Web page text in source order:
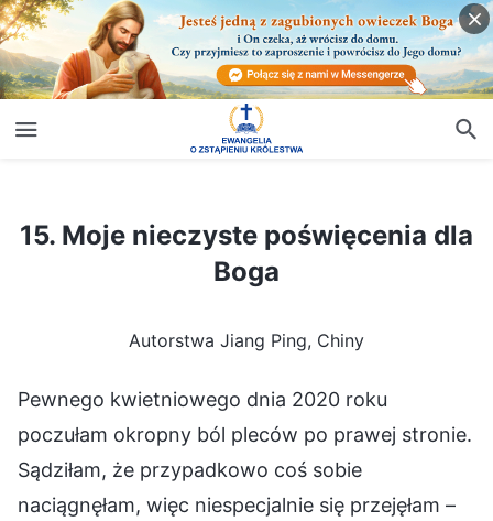
15. Moje nieczyste poświęcenia dla Boga
15. Moje nieczyste poświęcenia dla
Boga
Autorstwa Jiang Ping, Chiny
Pewnego kwietniowego dnia 2020 roku
poczułam okropny ból pleców po prawej stronie.
Sądziłam, że przypadkowo coś sobie
naciągnęłam, więc niespecjalnie się przejęłam –